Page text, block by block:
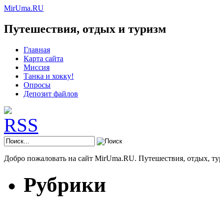
MirUma.RU
Путешествия, отдых и туризм
Главная
Карта сайта
Миссия
Танка и хокку!
Опросы
Депозит файлов
Добро пожаловать на сайт MirUma.RU. Путешествия, отдых,
Рубрики